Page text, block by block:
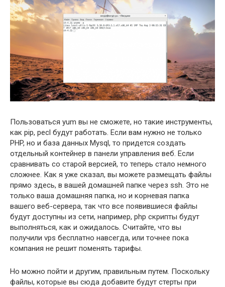
Пользоваться yum вы не сможете, но такие инструменты,
как pip, pecl будут работать. Если вам нужно не только
PHP, но и база данных Mysql, то придется создать
отдельный контейнер в панели управления веб. Если
сравнивать со старой версией, то теперь стало немного
сложнее. Как я уже сказал, вы можете размещать файлы
прямо здесь, в вашей домашней папке через ssh. Это не
только ваша домашняя папка, но и корневая папка
вашего веб-сервера, так что все появившиеся файлы
будут доступны из сети, например, php скрипты будут
выполняться, как и ожидалось. Считайте, что вы
получили vps бесплатно навсегда, или точнее пока
компания не решит поменять тарифы.
Но можно пойти и другим, правильным путем. Поскольку
файлы, которые вы сюда добавите будут стерты при